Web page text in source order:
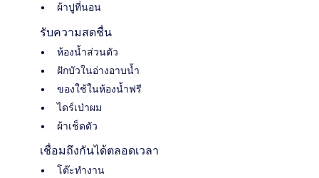
ผ้าปูที่นอน
รับความสดชื่น
ห้องน้ำส่วนตัว
ฝักบัวในอ่างอาบน้ำ
ของใช้ในห้องน้ำฟรี
ไดร์เป่าผม
ผ้าเช็ดตัว
เชื่อมถึงกันได้ตลอดเวลา
โต๊ะทำงาน